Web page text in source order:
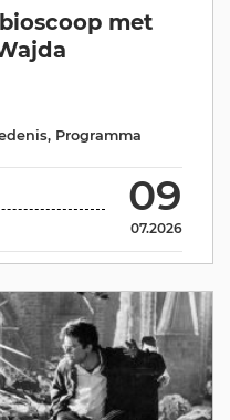
met
09
07.2026
, Programma